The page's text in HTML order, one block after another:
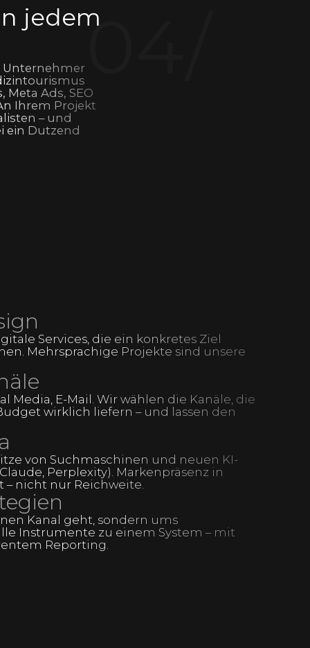
jedem04/
Unternehmer
Ads, SEO
Ihrem Projekt
– und
ein Dutzend
Services, die ein konkretes Ziel
Mehrsprachige Projekte sind unsere
Media, E-Mail. Wir wählen die Kanäle, die
wirklich liefern – und lassen den
von Suchmaschinen und neuen KI-
Perplexity). Markenpräsenz in
– nicht nur Reichweite.
Kanal geht, sondern ums
Instrumente zu einem System – mit
Reporting.